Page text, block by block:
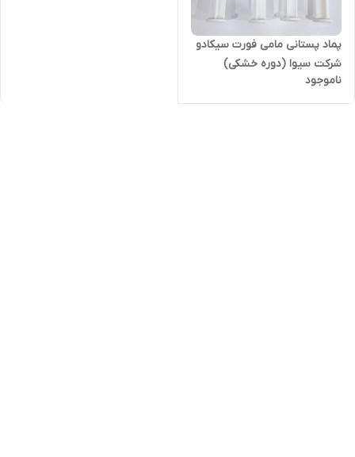
پماد پستانی مامی فورت سیکادو
شرکت سیوا (دوره خشکی)
ناموجود